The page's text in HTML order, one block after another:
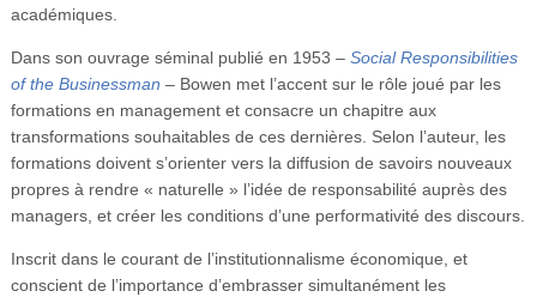
académiques.
Dans son ouvrage séminal publié en 1953 – Social Responsibilities
of the Businessman – Bowen met l’accent sur le rôle joué par les
formations en management et consacre un chapitre aux
transformations souhaitables de ces dernières. Selon l’auteur, les
formations doivent s’orienter vers la diffusion de savoirs nouveaux
propres à rendre « naturelle » l’idée de responsabilité auprès des
managers, et créer les conditions d’une performativité des discours.
Inscrit dans le courant de l’institutionnalisme économique, et
conscient de l’importance d’embrasser simultanément les